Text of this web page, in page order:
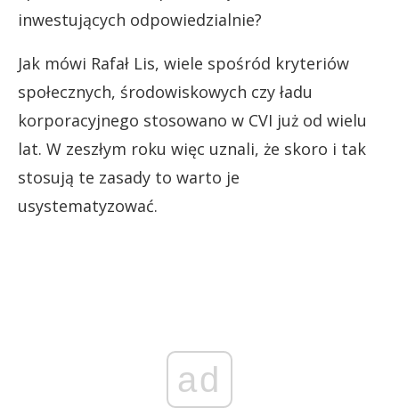
inwestujących odpowiedzialnie?
Jak mówi Rafał Lis, wiele spośród kryteriów
społecznych, środowiskowych czy ładu
korporacyjnego stosowano w CVI już od wielu
lat. W zeszłym roku więc uznali, że skoro i tak
stosują te zasady to warto je
usystematyzować.
ad